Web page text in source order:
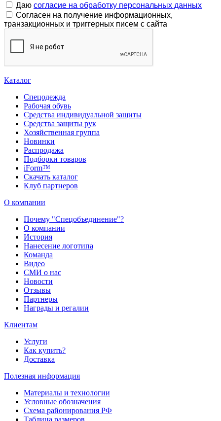
Даю согласие на обработку персональных данных
Согласен на получение информационных,
транзакционных и триггерных писем с сайта
Каталог
Спецодежда
Рабочая обувь
Средства индивидуальной защиты
Средства защиты рук
Хозяйственная группа
Новинки
Распродажа
Подборки товаров
iForm™
Скачать каталог
Клуб партнеров
О компании
Почему "Спецобъединение"?
О компании
История
Нанесение логотипа
Команда
Видео
СМИ о нас
Новости
Отзывы
Партнеры
Награды и регалии
Клиентам
Услуги
Как купить?
Доставка
Полезная информация
Материалы и технологии
Условные обозначения
Схема районирования РФ
Таблица размеров